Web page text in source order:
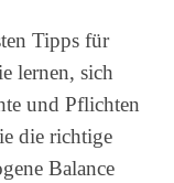
Tipps für
lernen, sich
und Pflichten
die richtige
Balance